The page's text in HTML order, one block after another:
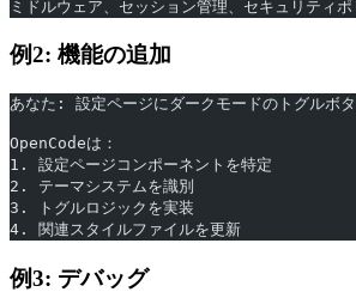
ミドルウェア、セッション管理、セキュリティポ
例2: 機能の追加
あなた: 設定ページにダークモードのトグルボ
OpenCodeは：
1. 設定ページコンポーネントを特定
2. テーマシステムを識別
3. トグルロジックを実装
4. 関連スタイルファイルを更新
例3: デバッグ